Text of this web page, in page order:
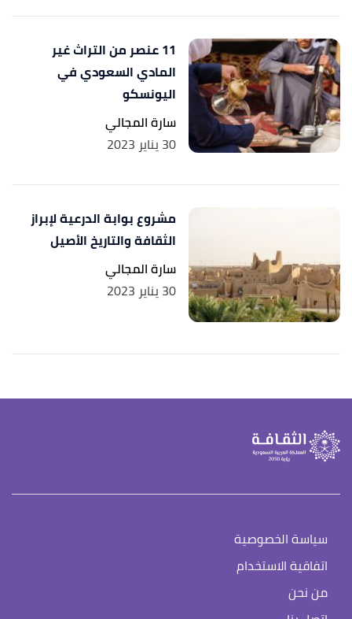
11 عنصر من التراث غير
المادي السعودي في
اليونسكو
سارة المجالي
30 يناير 2023
مشروع بوابة الدرعية لإبراز
الثقافة والتاريخ الأصيل
سارة المجالي
30 يناير 2023
سياسة الخصوصية
اتفاقية الاستخدام
من نحن